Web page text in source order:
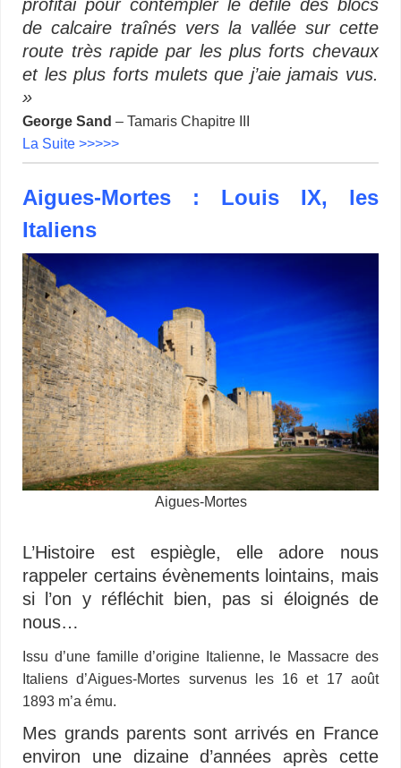
profitai pour contempler le défilé des blocs
de calcaire traînés vers la vallée sur cette
route très rapide par les plus forts chevaux
et les plus forts mulets que j’aie jamais vus.
»
George Sand – Tamaris Chapitre III
La Suite >>>>>
Aigues-Mortes : Louis IX, les
Italiens
Aigues-Mortes
L’Histoire est espiègle, elle adore nous
rappeler certains évènements lointains, mais
si l’on y réfléchit bien, pas si éloignés de
nous…
Issu d’une famille d’origine Italienne, le Massacre des
Italiens d’Aigues-Mortes survenus les 16 et 17 août
1893 m’a ému.
Mes grands parents sont arrivés en France
environ une dizaine d’années après cette